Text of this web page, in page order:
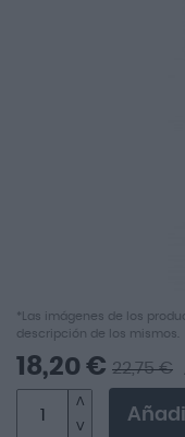
Saltar
al
comienzo
galería
*Las imágenes de los
descripción de los mismos.
18,20 € 22,75 €